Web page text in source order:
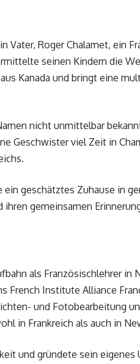
Vater, Roger Chalamet, ein
seinen Kindern die
Kanada und bringt eine
nicht unmittelbar
Geschwister viel Zeit in
geschätztes Zuhause in
gemeinsamen
als Französischlehrer in
French Institute Alliance
und Fotobearbeitung
in Frankreich als auch in
und gründete sein eigenes